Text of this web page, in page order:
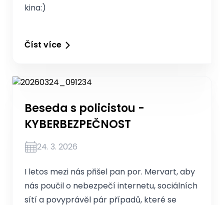
kina:)
Číst více
Beseda s policistou -
KYBERBEZPEČNOST
24. 3. 2026
I letos mezi nás přišel pan por. Mervart, aby
nás poučil o nebezpečí internetu, sociálních
sítí a povyprávěl pár případů, které se